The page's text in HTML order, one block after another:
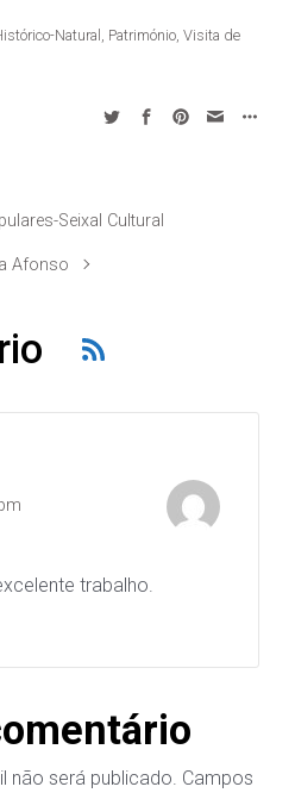
Natural Património ,Visita de
Seixal Cultural
Afonso
trabalho.
não será publicado. Campos